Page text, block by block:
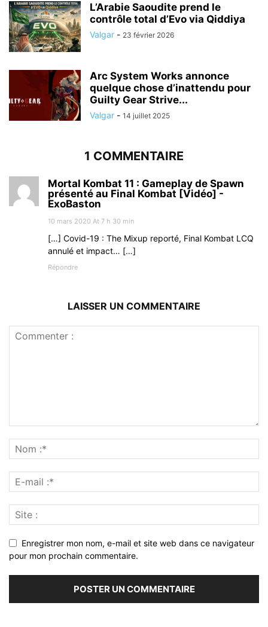
L’Arabie Saoudite prend le
contrôle total d’Evo via Qiddiya
Valgar - 23 février 2026
Arc System Works annonce
quelque chose d’inattendu pour
Guilty Gear Strive...
Valgar - 14 juillet 2025
1 COMMENTAIRE
Mortal Kombat 11 : Gameplay de Spawn
présenté au Final Kombat [Vidéo] -
ExoBaston
10 mars 2020 At 7 h 30 min
[…] Covid-19 : The Mixup reporté, Final Kombat LCQ
annulé et impact… […]
Répondre
LAISSER UN COMMENTAIRE
Enregistrer mon nom, e-mail et site web dans ce navigateur
pour mon prochain commentaire.